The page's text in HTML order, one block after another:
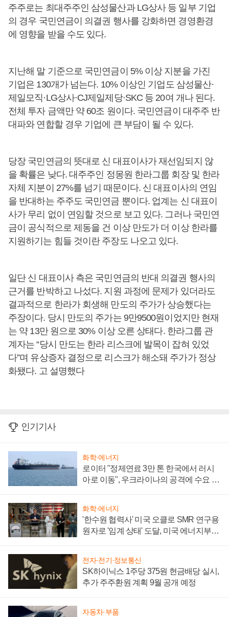
주주로는 최대주주인 삼성물산과 LG상사 등 일부 기업
의 경우 국민연금이 의결권 행사를 강화하면 경영환경
에 영향을 받을 수도 있다.
지난해 말 기준으로 국민연금이 5% 이상 지분을 가진
기업은 130개가 넘는다. 10% 이상인 기업도 삼성물산·
제일모직·LG상사·CJ제일제당·SKC 등 20여 개나 된다.
전체 투자 금액만 약 60조 원이다. 국민연금이 대주주 반
대파와 연합할 경우 기업에 큰 부담이 될 수 있다.
당장 국민연금의 뜻대로 신 대표이사가 재선임되지 않
을 확률은 낮다. 대주주인 정몽원 한라그룹 회장 및 한라
자체 지분이 27%를 넘기 때문이다. 신 대표이사의 연임
을 반대하는 주주도 국민연금 뿐이다. 업계는 신 대표이
사가 무리 없이 연임할 것으로 보고 있다. 그러나 국민연
금이 공식적으로 제동을 건 이상 만도가 더 이상 한라를
지원하기는 힘들 것이란 주장도 나오고 있다.
일단 신 대표이사 측은 국민연금의 반대 의결권 행사의
근거를 반박하고 나섰다. 지원 과정에 문제가 있더라도
결과적으로 한라가 회생해 만도의 주가가 상승했다는
주장이다. 당시 만도의 주가는 9만9500원이었지만 현재
는 약 13만 원으로 30% 이상 오른 상태다. 한라그룹 관
계자는 “당시 만도는 한라 리스크에 발목이 잡혀 있었
다”며 유상증자 결정으로 리스크가 해소돼 주가가 정상
화됐다. 고 설명했다
인기기사
화학·에너지
로이터 "정제연료 3만 톤 한국에서 러시
아로 이동", 우크라이나의 공격에 수요 늘
화학·에너지
'한수원 협력사' 미국 오클로 SMR 연구용
원자로 '임계 상태' 도달, 미국 에너지부
전자·전기·정보통신
SK하이닉스 1주당 375원 현금배당 실시,
추가 주주환원 계획 9월 공개 예정
자동차·부품